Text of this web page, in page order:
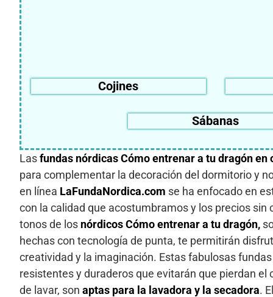
Cojines
Sábanas
Lasfundas nórdicas Cómo entrenar a tu dragón en
para complementar la decoración del dormitorio y
en línea LaFundaNordica.com se ha enfocado en
con la calidad que acostumbramos y los precios
tonos de los nórdicos Cómo entrenar a tu dragón,
hechas con tecnología de punta, te permitirán
creatividad y la imaginación. Estas fabulosas
resistentes y duraderos que evitarán que pierdan
de lavar, son aptas para la lavadora y la secadora.